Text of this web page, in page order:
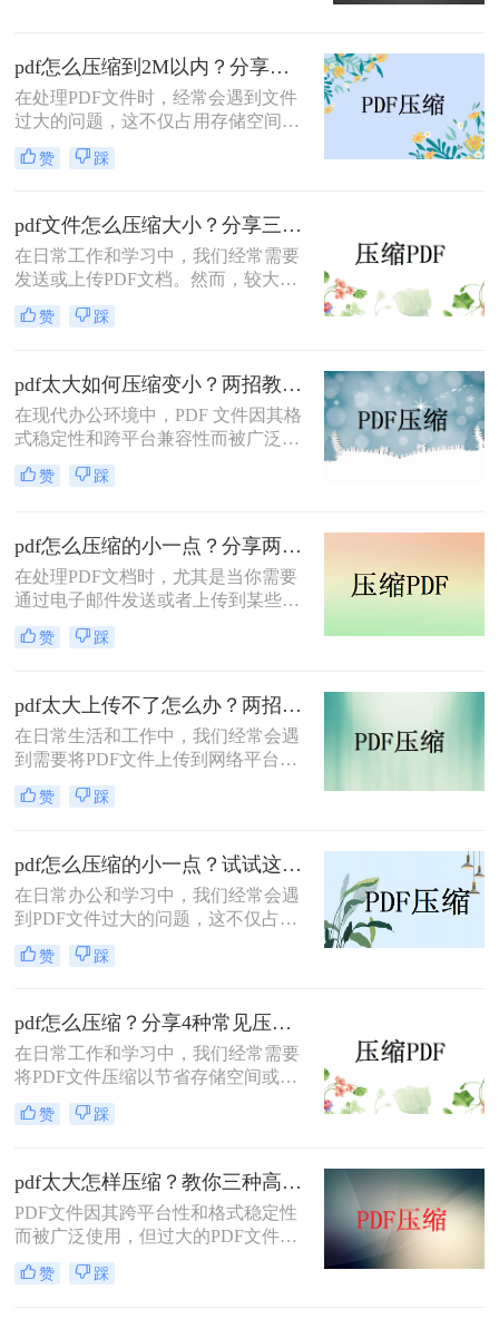
pdf怎么压缩到2M以内？分享两种实用压缩方法！
在处理PDF文件时，经常会遇到文件
过大的问题，这不仅占用存储空间，
还影响文件的传输速度。为了满足特
定需求，将PDF文件压缩到2M以内变
以内呢？本文将介绍两种常用的PDF
压缩方法。
赞 踩
pdf文件怎么压缩大小？分享三种实用压缩方法！
在日常工作和学习中，我们经常需要
发送或上传PDF文档。然而，较大的
文件可能会导致传输缓慢或者无法满
足上传限制。那么pdf文件怎么压缩大
缩方法，帮助你轻松减小文件大小。
赞 踩
pdf太大如何压缩变小？两招教你轻松压缩！
在现代办公环境中，PDF 文件因其格
式稳定性和跨平台兼容性而被广泛使
用。然而，当这些文件变得过大时，
它们不仅占用大量存储空间，而且在
传到某些平台。因此，掌握pdf太大如
何压缩变小是十分必要的。本文将介
绍两种实用的方法来解决这个问题，
帮助您轻松完成 PDF 文件的压缩。
赞 踩
pdf怎么压缩的小一点？分享两种实用压缩方法！
在处理PDF文档时，尤其是当你需要
通过电子邮件发送或者上传到某些对
文件大小有限制的平台时，压缩PDF
文件变得尤为重要。那么pdf怎么压缩
PDF压缩方法。
赞 踩
pdf太大上传不了怎么办？两招帮你解决！
在日常生活和工作中，我们经常会遇
到需要将PDF文件上传到网络平台或
发送给他人的情况。然而，有时PDF
文件过大，导致无法顺利上传或发
本文将介绍两种解决PDF文件过大无
法上传的方法，帮助你轻松应对这一
问题。
赞 踩
pdf怎么压缩的小一点？试试这三种实用压缩方法！
在日常办公和学习中，我们经常会遇
到PDF文件过大的问题，这不仅占用
了大量的存储空间，还影响了文件的
传输速度。那么pdf怎么压缩的小一点
绍三种实用的PDF压缩方法，帮助您
轻松将PDF文件压缩得更小。
赞 踩
pdf怎么压缩？分享4种常见压缩方法！
在日常工作和学习中，我们经常需要
将PDF文件压缩以节省存储空间或加
快传输速度。那么pdf怎么压缩呢？本
文将介绍几种常见的PDF压缩方法。
赞 踩
pdf太大怎样压缩？教你三种高效方法！
PDF文件因其跨平台性和格式稳定性
而被广泛使用，但过大的PDF文件不
仅占用存储空间，还会影响传输速度
和加载速度。为了解决pdf太大怎样压
赞 踩